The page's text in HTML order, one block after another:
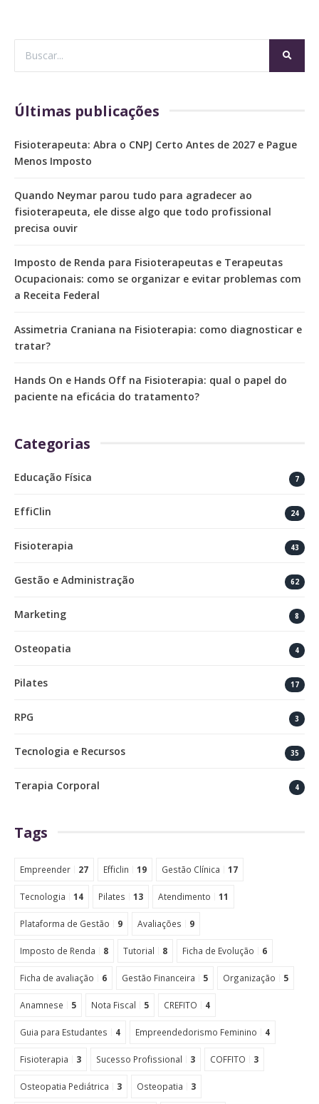
Últimas publicações
Fisioterapeuta: Abra o CNPJ Certo Antes de 2027 e Pague
Menos Imposto
Quando Neymar parou tudo para agradecer ao
fisioterapeuta, ele disse algo que todo profissional
precisa ouvir
Imposto de Renda para Fisioterapeutas e Terapeutas
Ocupacionais: como se organizar e evitar problemas com
a Receita Federal
Assimetria Craniana na Fisioterapia: como diagnosticar e
tratar?
Hands On e Hands Off na Fisioterapia: qual o papel do
paciente na eficácia do tratamento?
Categorias
Educação Física 7
EffiClin 24
Fisioterapia 43
Gestão e Administração 62
Marketing 8
Osteopatia 4
Pilates 17
RPG 3
Tecnologia e Recursos 35
Terapia Corporal 4
Tags
Empreender 27 Efficlin 19 Gestão Clínica 17
Tecnologia 14 Pilates 13 Atendimento 11
Plataforma de Gestão 9 Avaliações 9
Imposto de Renda 8 Tutorial 8 Ficha de Evolução 6
Ficha de avaliação 6 Gestão Financeira 5 Organização 5
Anamnese 5 Nota Fiscal 5 CREFITO 4
Guia para Estudantes 4 Empreendedorismo Feminino 4
Fisioterapia 3 Sucesso Profissional 3 COFFITO 3
Osteopatia Pediátrica 3 Osteopatia 3